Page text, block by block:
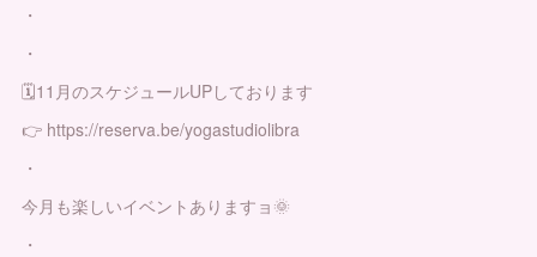
・
・
🗓11月のスケジュールUPしております
👉 https://reserva.be/yogastudiolibra
・
今月も楽しいイベントありますョ🌞
・